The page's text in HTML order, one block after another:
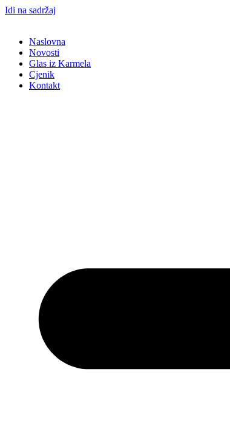
Idi na sadržaj
Naslovna
Novosti
Glas iz Karmela
Cjenik
Kontakt